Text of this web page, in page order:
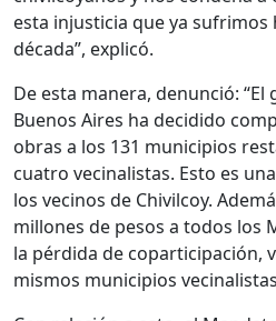
esta injusticia que ya sufrimos
década”, explicó.
De esta manera, denunció:
Buenos Aires ha decidido
obras a los 131 municipios
cuatro vecinalistas. Esto es
los vecinos de Chivilcoy.
millones de pesos a todos los
la pérdida de coparticipación,
mismos municipios